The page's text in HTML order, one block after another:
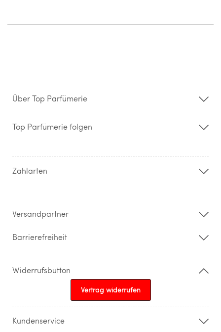
Über Top Parfümerie
Storefinder
Kontakt
Widerrufsrecht & Rückgabebedingungen
Top Parfümerie folgen
Zahlarten
Versandpartner
Barrierefreiheit
Widerrufsbutton
Vertrag widerrufen
Kundenservice